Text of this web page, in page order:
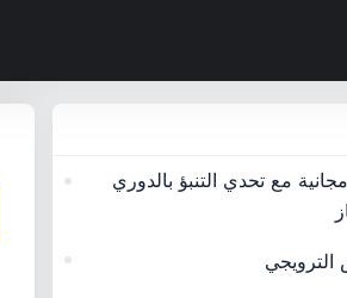
مع تحدي التنبؤ بالدوري
الترويجي